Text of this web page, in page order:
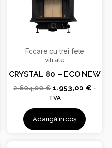
Focare cu trei fete
vitrate
CRYSTAL 80 – ECO NEW
2.604,00€ 1.953,00€ +
TVA
Adaugă în coș